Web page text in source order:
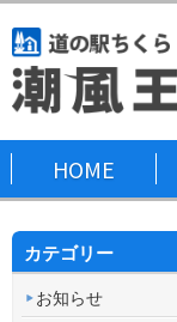
HOME
カテゴリー
お知らせ